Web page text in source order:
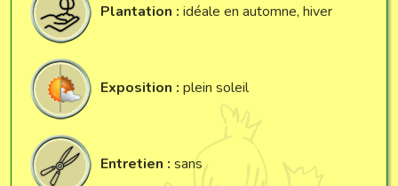
Plantation : idéale en automne, hiver
Exposition : plein soleil
Entretien : sans